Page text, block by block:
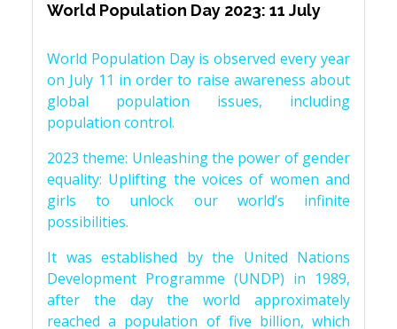
World Population Day 2023: 11 July
World Population Day is observed every year
on July 11 in order to raise awareness about
global population issues, including
population control.
2023 theme: Unleashing the power of gender
equality: Uplifting the voices of women and
girls to unlock our world’s infinite
possibilities.
It was established by the United Nations
Development Programme (UNDP) in 1989,
after the day the world approximately
reached a population of five billion, which